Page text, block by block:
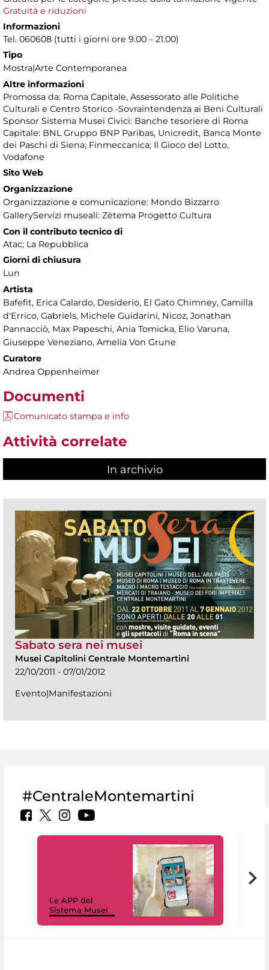
Gratuità e riduzioni
Informazioni
Tel. 060608 (tutti i giorni ore 9.00 – 21.00)
Tipo
Mostra|Arte Contemporanea
Altre informazioni
Promossa da: Roma Capitale, Assessorato alle Politiche
Culturali e Centro Storico -Sovraintendenza ai Beni Culturali
Sponsor Sistema Musei Civici: Banche tesoriere di Roma
Capitale: BNL Gruppo BNP Paribas, Unicredit, Banca Monte
dei Paschi di Siena; Finmeccanica; Il Gioco del Lotto,
Vodafone
Sito Web
Organizzazione
Organizzazione e comunicazione: Mondo Bizzarro
GalleryServizi museali: Zètema Progetto Cultura
Con il contributo tecnico di
Atac; La Repubblica
Giorni di chiusura
Lun
Artista
Bafefit, Erica Calardo, Desiderio, El Gato Chimney, Camilla
d'Errico, Gabriels, Michele Guidarini, Nicoz, Jonathan
Pannacciò, Max Papeschi, Ania Tomicka, Elio Varuna,
Giuseppe Veneziano, Amelia Von Grune
Curatore
Andrea Oppenheimer
Documenti
Comunicato stampa e info
Attività correlate
In archivio
Sabato sera nei musei
Musei Capitolini Centrale Montemartini
22/10/2011 - 07/01/2012
Evento|Manifestazioni
#CentraleMontemartini
Le APP del
Sistema Musei